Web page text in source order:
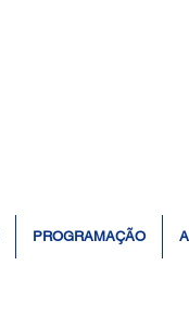
PROGRAMAÇÃO